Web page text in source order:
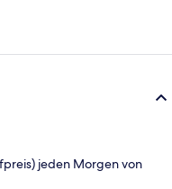
jeden Morgen von